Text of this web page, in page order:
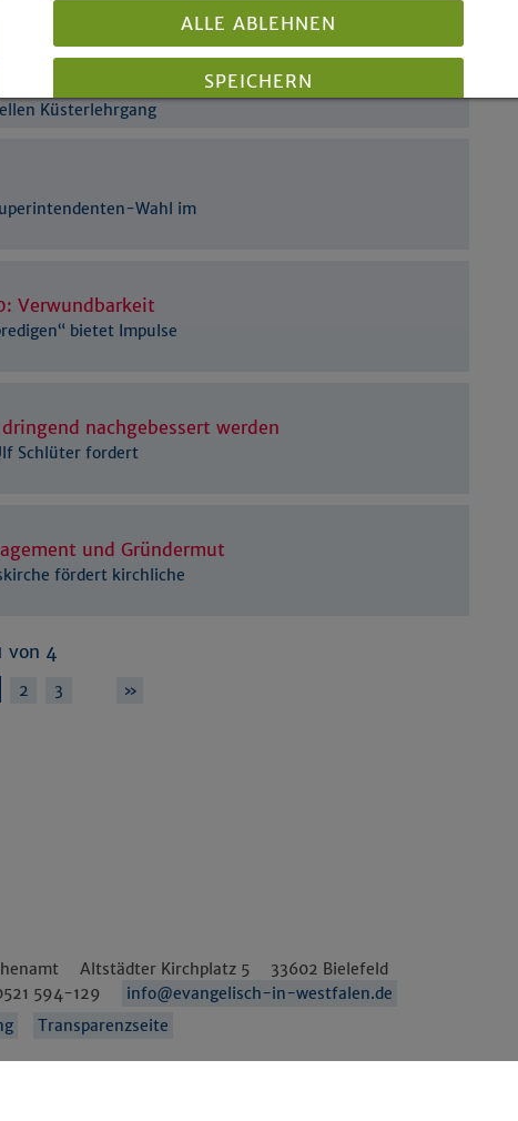
qualifiziert Küsterinnen und
Küsterlehrgang
Wahl im
Verwundbarkeit
bietet Impulse
nachgebessert werden
Schlüter fordert
und Gründermut
fördert kirchliche
von 4
2 3 »
Altstädter Kirchplatz 5 33602 Bielefeld
594-129
info@evangelisch-in-westfalen.de
Transparenzseite
ALLE ABLEHNEN
SPEICHERN